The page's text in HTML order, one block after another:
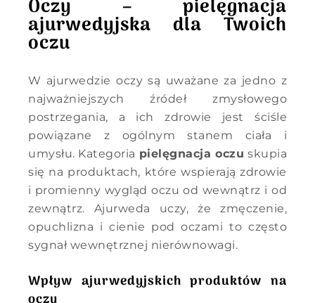
Oczy – pielęgnacja
ajurwedyjska dla Twoich
oczu
W ajurwedzie oczy są uważane za jedno z
najważniejszych źródeł zmysłowego
postrzegania, a ich zdrowie jest ściśle
powiązane z ogólnym stanem ciała i
umysłu. Kategoria pielęgnacja oczu skupia
się na produktach, które wspierają zdrowie
i promienny wygląd oczu od wewnątrz i od
zewnątrz. Ajurweda uczy, że zmęczenie,
opuchlizna i cienie pod oczami to często
sygnał wewnętrznej nierównowagi.
Wpływ ajurwedyjskich produktów na